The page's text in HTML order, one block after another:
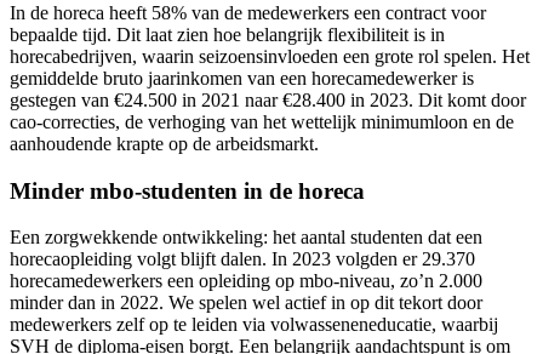
In de horeca heeft 58% van de medewerkers een contract voor
bepaalde tijd. Dit laat zien hoe belangrijk flexibiliteit is in
horecabedrijven, waarin seizoensinvloeden een grote rol spelen. Het
gemiddelde bruto jaarinkomen van een horecamedewerker is
gestegen van €24.500 in 2021 naar €28.400 in 2023. Dit komt door
cao-correcties, de verhoging van het wettelijk minimumloon en de
aanhoudende krapte op de arbeidsmarkt.
Minder mbo-studenten in de horeca
Een zorgwekkende ontwikkeling: het aantal studenten dat een
horecaopleiding volgt blijft dalen. In 2023 volgden er 29.370
horecamedewerkers een opleiding op mbo-niveau, zo’n 2.000
minder dan in 2022. We spelen wel actief in op dit tekort door
medewerkers zelf op te leiden via volwasseneneducatie, waarbij
SVH de diploma-eisen borgt. Een belangrijk aandachtspunt is om